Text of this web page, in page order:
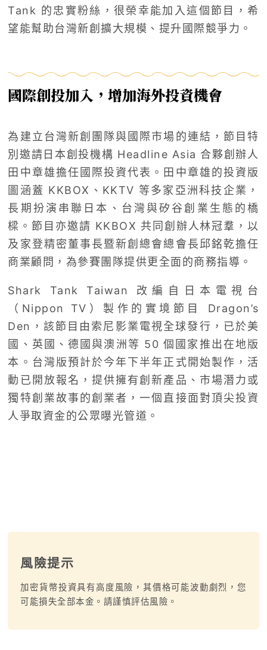
Tank 的忠實粉絲，很榮幸能加入這個節目，希
望能幫助台灣新創擴大規模、提升國際競爭力。
國際創投加入，增加海外投資機會
為建立台灣新創團隊與國際市場的連結，節目特
別邀請日本創投機構 Headline Asia 合夥創辦人
田中章雄擔任國際投資代表。田中章雄的投資版
圖涵蓋 KKBOX、KKTV 等多家亞洲科技企業，
長期扮演串聯日本、台灣與矽谷創業生態的橋
樑。節目亦邀請 KKBOX 共同創辦人林冠羣，以
及家登精密董事長暨新創總會總會長邱銘乾擔任
商業顧問，為參賽團隊提供更全面的商務指導。
Shark Tank Taiwan 改編自日本電視台
（Nippon TV）製作的實境節目 Dragon’s
Den，該節目由索尼影業電視全球發行，已於美
國、英國、德國與澳洲等 50 個國家推出在地版
本。台灣版預計於今年下半年正式開始製作，活
動已開放報名，提供擁有創新產品、市場潛力或
獨特創業故事的創業者，一個直接面對頂尖投資
人爭取資金的公眾曝光管道。
風險提示
加密貨幣投資具有高度風險，其價格可能波動劇烈，您
可能損失全部本金。請謹慎評估風險。